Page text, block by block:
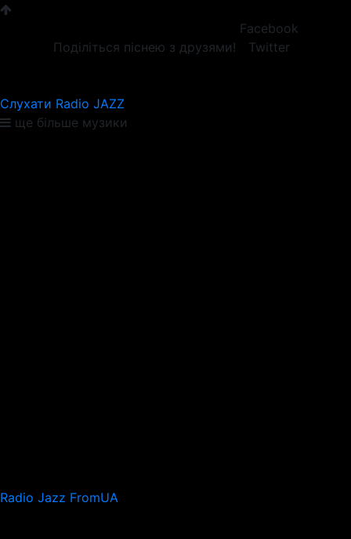
Поділіться піснею з друзями!
Facebook
Twitter
Слухати Radio JAZZ
ще більше музики
Radio Jazz FromUA